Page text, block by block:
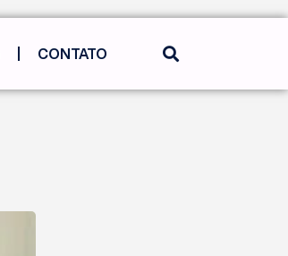
CONTATO